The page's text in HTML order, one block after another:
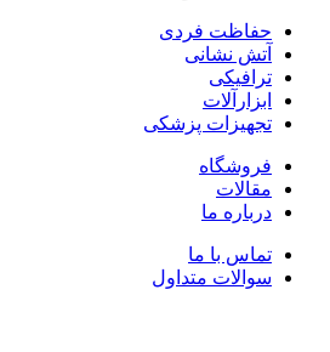
حفاظت فردی
آتش نشانی
ترافیکی
ابزارآلات
تجهیزات پزشکی
فروشگاه
مقالات
درباره ما
تماس با ما
سوالات متداول